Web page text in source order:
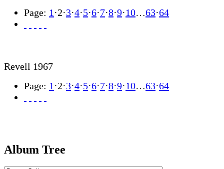
Page: 1 ·2·3·4·5·6·7·8·9·10…63·64
Revell 1967
Page: 1 ·2·3·4·5·6·7·8·9·10…63·64
Album Tree